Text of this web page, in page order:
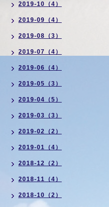
2019-10（4）
2019-09（4）
2019-08（3）
2019-07（4）
2019-06（4）
2019-05（3）
2019-04（5）
2019-03（3）
2019-02（2）
2019-01（4）
2018-12（2）
2018-11（4）
2018-10（2）